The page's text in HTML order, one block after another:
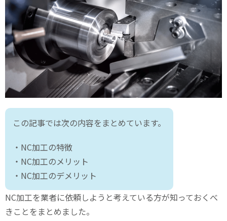
この記事では次の内容をまとめています。
・NC加工の特徴
・NC加工のメリット
・NC加工のデメリット
NC加工を業者に依頼しようと考えている方が知っておくべ
きことをまとめました。